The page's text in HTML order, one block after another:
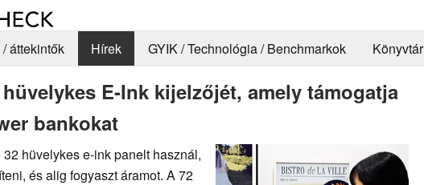
áttekintők Hírek GYIK / Technológia / Benchmarkok Könyvtár
E-Ink kijelzőjét, amely támogatja
bankokat
hüvelykes e-ink panelt használ,
és alig fogyaszt áramot. A 72